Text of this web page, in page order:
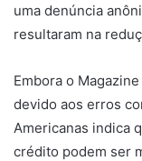
uma denúncia
resultaram na
Embora o
devido aos erros
Americanas indica
crédito podem ser